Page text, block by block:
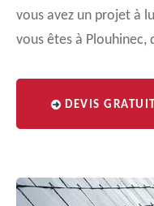
vous avez un projet à
vous êtes à Plouhinec,
DEVIS GRATUIT